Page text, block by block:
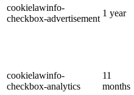
cookielawinfo-
checkbox-advertisement
1 year
cookielawinfo-
checkbox-analytics
11
months